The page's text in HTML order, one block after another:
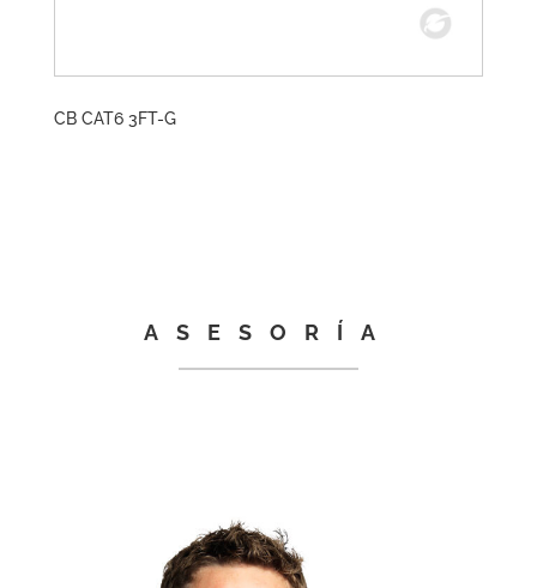
CB CAT6 3FT-G
ASESORÍA